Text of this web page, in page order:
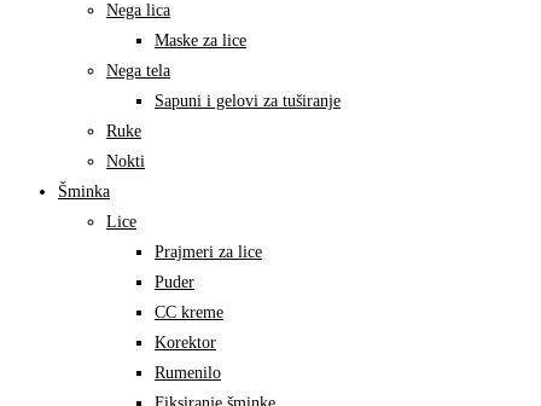
Nega lica
Maske za lice
Nega tela
Sapuni i gelovi za tuširanje
Ruke
Nokti
Šminka
Lice
Prajmeri za lice
Puder
CC kreme
Korektor
Rumenilo